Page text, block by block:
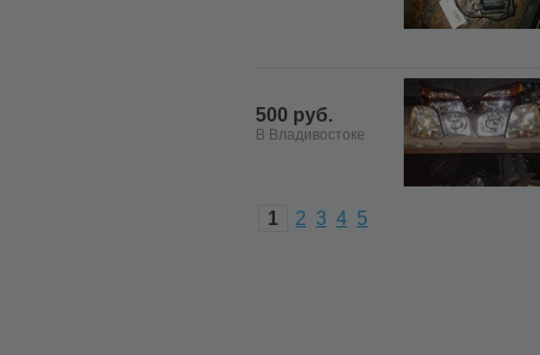
500 руб.
В Владивостоке
1 2 3 4 5